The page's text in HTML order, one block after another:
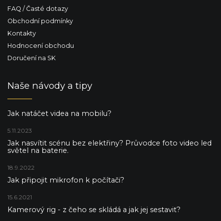
FAQ / Časté dotazy
Obchodní podmínky
Kontakty
Hodnocení obchodu
Doručení na SK
Naše návody a tipy
Jak natáčet videa na mobilu?
5.11.2023
Jak nasvítit scénu bez elektřiny? Průvodce foto video led
světel na baterie.
18.9.2022
Jak připojit mikrofon k počítači?
15.6.2021
Kamerový rig - z čeho se skládá a jak jej sestavit?